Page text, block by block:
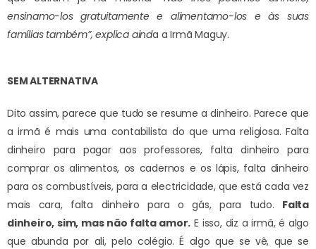
ensinamo-los gratuitamente e alimentamo-los e às suas
famílias também”, explica ainda a Irmã Maguy.
SEM ALTERNATIVA
Dito assim, parece que tudo se resume a dinheiro. Parece que
a irmã é mais uma contabilista do que uma religiosa. Falta
dinheiro para pagar aos professores, falta dinheiro para
comprar os alimentos, os cadernos e os lápis, falta dinheiro
para os combustíveis, para a electricidade, que está cada vez
mais cara, falta dinheiro para o gás, para tudo. Falta
dinheiro, sim, mas não falta amor. E isso, diz a irmã, é algo
que abunda por ali, pelo colégio. É algo que se vê, que se